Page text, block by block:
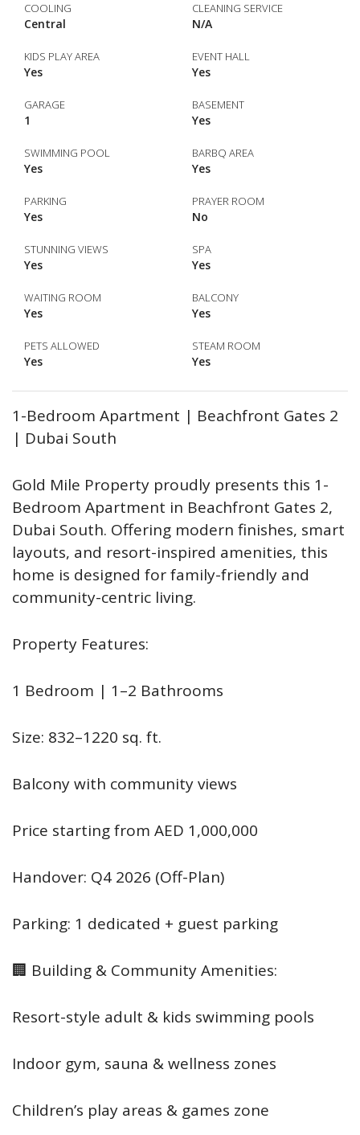
COOLING
Central
CLEANING SERVICE
N/A
KIDS PLAY AREA
Yes
EVENT HALL
Yes
GARAGE
1
BASEMENT
Yes
SWIMMING POOL
Yes
BARBQ AREA
Yes
PARKING
Yes
PRAYER ROOM
No
STUNNING VIEWS
Yes
SPA
Yes
WAITING ROOM
Yes
BALCONY
Yes
PETS ALLOWED
Yes
STEAM ROOM
Yes
1-Bedroom Apartment | Beachfront Gates 2
| Dubai South
Gold Mile Property proudly presents this 1-
Bedroom Apartment in Beachfront Gates 2,
Dubai South. Offering modern finishes, smart
layouts, and resort-inspired amenities, this
home is designed for family-friendly and
community-centric living.
Property Features:
1 Bedroom | 1–2 Bathrooms
Size: 832–1220 sq. ft.
Balcony with community views
Price starting from AED 1,000,000
Handover: Q4 2026 (Off-Plan)
Parking: 1 dedicated + guest parking
🏢 Building & Community Amenities:
Resort-style adult & kids swimming pools
Indoor gym, sauna & wellness zones
Children’s play areas & games zone